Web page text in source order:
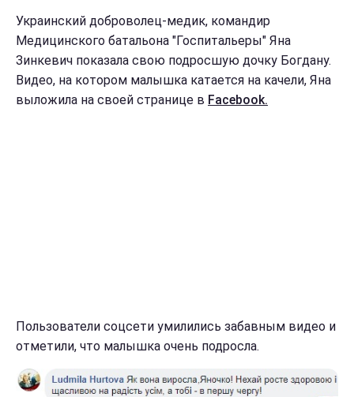
Украинский доброволец-медик, командир
Медицинского батальона "Госпитальеры" Яна
Зинкевич показала свою подросшую дочку Богдану.
Видео, на котором малышка катается на качели, Яна
выложила на своей странице в Facebook.
Пользователи соцсети умилились забавным видео и
отметили, что малышка очень подросла.